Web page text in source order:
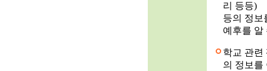
리 등등)
등의 정보
예후를 알
학교 관련
의 정보를